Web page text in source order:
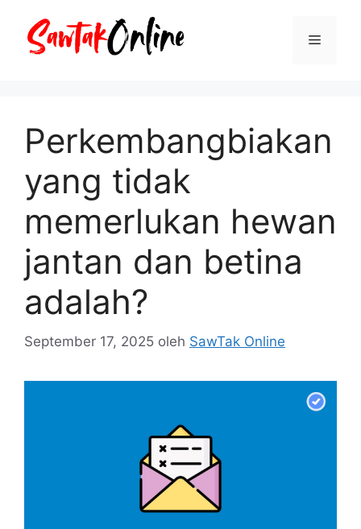
Menu
Perkembangbiakan
yang tidak
memerlukan hewan
jantan dan betina
adalah?
September 17, 2025 oleh SawTak Online